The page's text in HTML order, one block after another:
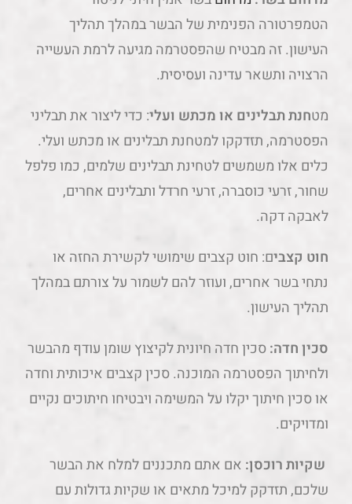
הטמפרטורה הפנימית של הבשר במהלך תהליך
העישון. זה מבטיח שהפסטרמה מגיעה לרמת העשייה
הרצויה ותשאר עדינה ועסיסית.
מטחנת תבלינים או מכתש ועלי: כדי ליצור את תבליני
הפסטרמה, תזדקקו למטחנת תבלינים או מכתש ועלי.
כלים אלו משמשים לטחינת תבלינים שלמים, כמו פלפל
שחור, זרעי כוסברה, זרעי חרדל ותבלינים אחרים,
לאבקה דקה.
חוט קצבים: חוט קצבים שימושי לקשירת החזה או
נתחי בשר אחרים, ועוזר להם לשמור על צורתם במהלך
תהליך העישון.
סכין חדה:סכין חדה חיונית לקיצוץ שומן עודף מהבשר
ולחיתוך הפסטרמה המוכנה. סכין קצבים איכותית וחדה
או סכין חיתוך יקלו על המשימה ויבטיחו חיתוכים נקיים
ומדויקים.
שקיות רוכסן: אם אתם מתכננים למלח את הבשר
שלכם, תזדקק למיכל מתאים או שקיות גדולות עם